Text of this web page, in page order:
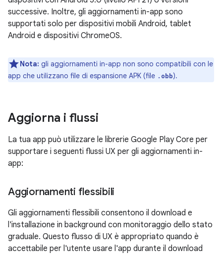
successive. Inoltre, gli aggiornamenti in-app sono
supportati solo per dispositivi mobili Android, tablet
Android e dispositivi ChromeOS.
Nota: gli aggiornamenti in-app non sono compatibili con le
app che utilizzano file di espansione APK (file .obb).
Aggiorna i flussi
La tua app può utilizzare le librerie Google Play Core per
supportare i seguenti flussi UX per gli aggiornamenti in-
app:
Aggiornamenti flessibili
Gli aggiornamenti flessibili consentono il download e
l'installazione in background con monitoraggio dello stato
graduale. Questo flusso di UX è appropriato quando è
accettabile per l'utente usare l'app durante il download